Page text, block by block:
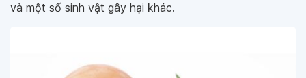
và một số sinh vật gây hại khác.